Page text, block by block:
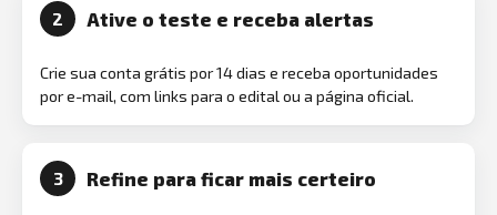
2 Ative o teste e receba alertas
Crie sua conta grátis por 14 dias e receba oportunidades
por e-mail, com links para o edital ou a página oficial.
3 Refine para ficar mais certeiro